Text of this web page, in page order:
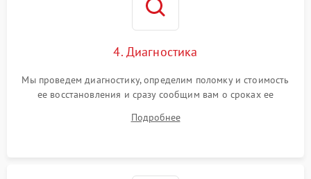
4. Диагностика
Мы проведем диагностику, определим поломку и стоимость
ее восстановления и сразу сообщим вам о сроках ее
Подробнее